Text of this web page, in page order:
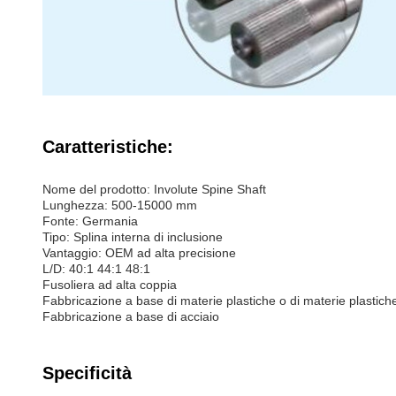
Caratteristiche:
Nome del prodotto: Involute Spine Shaft
Lunghezza: 500-15000 mm
Fonte: Germania
Tipo: Splina interna di inclusione
Vantaggio: OEM ad alta precisione
L/D: 40:1 44:1 48:1
Fusoliera ad alta coppia
Fabbricazione a base di materie plastiche o di materie
Fabbricazione a base di acciaio
Specificità